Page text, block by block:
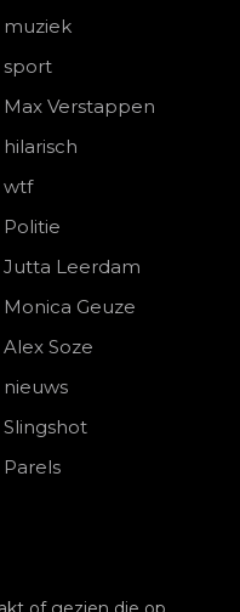
muziek
sport
Max Verstappen
hilarisch
wtf
Politie
Jutta Leerdam
Monica Geuze
Alex Soze
nieuws
Slingshot
Parels